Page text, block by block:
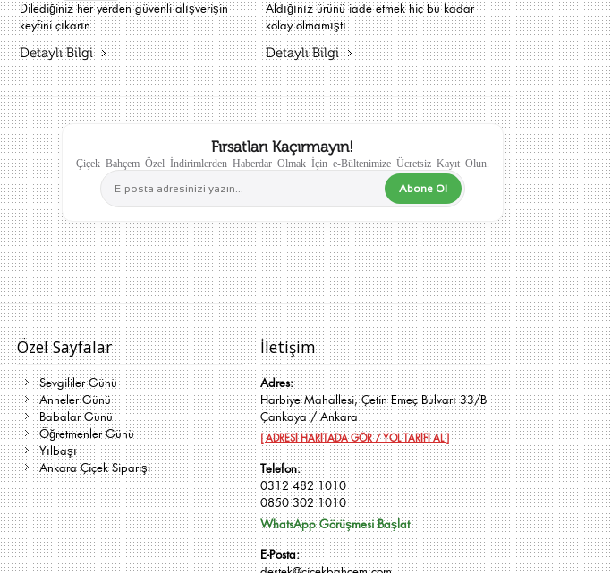
Dilediğiniz her yerden güvenli alışverişin
keyfini çıkarın.
Detaylı Bilgi
Aldığınız ürünü iade etmek hiç bu kadar
kolay olmamıştı.
Detaylı Bilgi
Fırsatları Kaçırmayın!
Çiçek Bahçem Özel İndirimlerden Haberdar Olmak İçin e-Bültenimize Ücretsiz Kayıt Olun.
Abone Ol
Özel Sayfalar
Sevgililer Günü
Anneler Günü
Babalar Günü
Öğretmenler Günü
Yılbaşı
Ankara Çiçek Siparişi
İletişim
Adres:
Harbiye Mahallesi, Çetin Emeç Bulvarı 33/B
Çankaya / Ankara
[ ADRESİ HARİTADA GÖR / YOL TARİFİ AL ]
Telefon:
0312 482 1010
0850 302 1010
WhatsApp Görüşmesi Başlat
E-Posta: